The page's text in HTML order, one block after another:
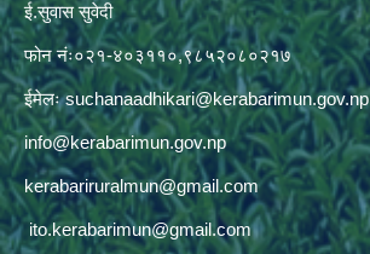
ई.सुवास सुवेदी
फोन नंः०२१-४०३११०,९८५२०८०२१७
ईमेलःsuchanaadhikari@kerabarimun.gov.np
info@kerabarimun.gov.np
kerabariruralmun@gmail.com
ito.kerabarimun@gmail.com